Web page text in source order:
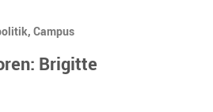
Campus
Brigitte